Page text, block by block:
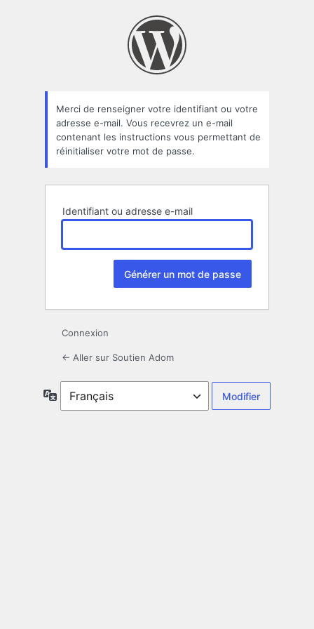
oublié
Merci de renseigner votre identifiant ou votre
adresse e-mail. Vous recevrez un e-mail
contenant les instructions vous permettant de
réinitialiser votre mot de passe.
Identifiant ou adresse e-mail
Connexion
← Aller sur Soutien Adom
Langue